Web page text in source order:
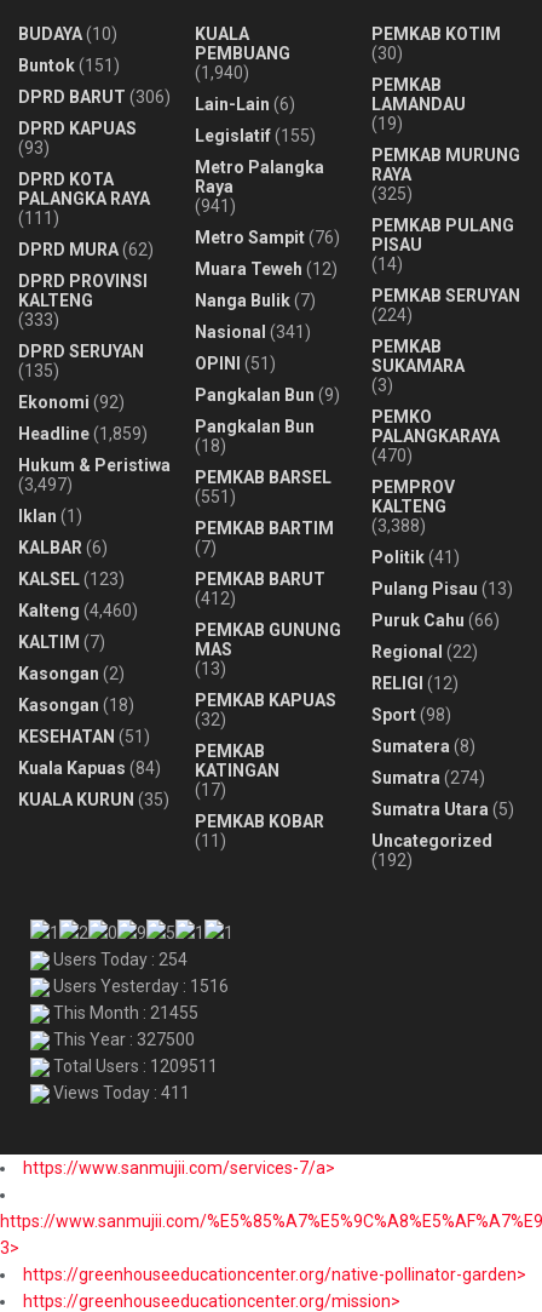
BUDAYA(10)
Buntok(151)
DPRD BARUT (306)
DPRD KAPUAS
(93)
DPRD KOTA
PALANGKA RAYA
(111)
DPRD MURA(62)
DPRD PROVINSI
KALTENG
(333)
DPRD SERUYAN
(135)
Ekonomi (92)
Headline(1,859)
Hukum & Peristiwa
(3,497)
Iklan (1)
KALBAR (6)
KALSEL(123)
Kalteng (4,460)
KALTIM (7)
Kasongan (2)
Kasongan (18)
KESEHATAN (51)
Kuala Kapuas (84)
KUALA KURUN (35)
KUALA
PEMBUANG
(1,940)
Lain-Lain (6)
Legislatif(155)
Metro Palangka
Raya
(941)
Metro Sampit(76)
Muara Teweh (12)
Nanga Bulik(7)
Nasional (341)
OPINI
(51)
Pangkalan Bun (9)
Pangkalan Bun
(18)
PEMKAB BARSEL
(551)
PEMKAB BARTIM
(7)
PEMKAB BARUT
(412)
PEMKAB GUNUNG
MAS
(13)
PEMKAB KAPUAS
(32)
PEMKAB
KATINGAN
(17)
PEMKAB KOBAR
(11)
PEMKAB KOTIM
(30)
PEMKAB
LAMANDAU
(19)
PEMKAB MURUNG
RAYA
(325)
PEMKAB PULANG
PISAU
(14)
PEMKAB SERUYAN
(224)
PEMKAB
SUKAMARA
(3)
PEMKO
PALANGKARAYA
(470)
PEMPROV
KALTENG
(3,388)
Politik(41)
Pulang Pisau (13)
Puruk Cahu (66)
Regional (22)
RELIGI (12)
Sport(98)
Sumatera (8)
Sumatra (274)
Sumatra Utara (5)
Uncategorized
(192)
Users Today : 254
Users Yesterday : 1516
This Month : 21455
This Year : 327500
Total Users : 1209511
Views Today : 411
https://www.sanmujii.com/services-7/a>
https://www.sanmujii.com/
3>
https://greenhouseeducationcenter.org/native-pollinator-garden>
https://greenhouseeducationcenter.org/mission>